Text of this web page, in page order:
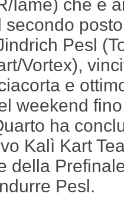
Iame) che è
Pesl
Vortex),
e
weekend
ha
Kalì Kart
della
Pesl.